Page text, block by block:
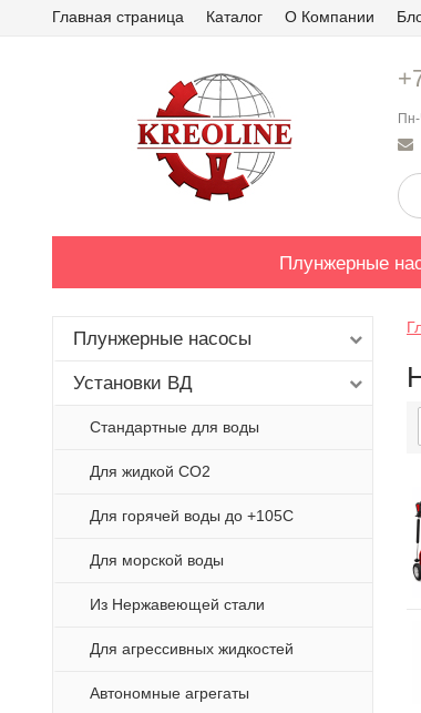
Главная страница Каталог О Компании
Плунжерные
Плунжерные насосы
Установки ВД
Стандартные для воды
Для жидкой СО2
Для горячей воды до +105С
Для морской воды
Из Нержавеющей стали
Для агрессивных жидкостей
Автономные агрегаты